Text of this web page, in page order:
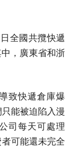
全國共攬快遞
，廣東省和浙
致快遞倉庫爆
能被迫陷入漫
司每天可處理
可能還未完全